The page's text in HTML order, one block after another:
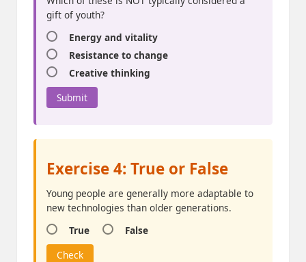
gift of youth?
Energy and vitality
Resistance to change
Creative thinking
Submit
Exercise 4: True or False
Young people are generally more adaptable to
new technologies than older generations.
True
False
Check